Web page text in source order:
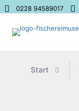
0228 94589017
Start